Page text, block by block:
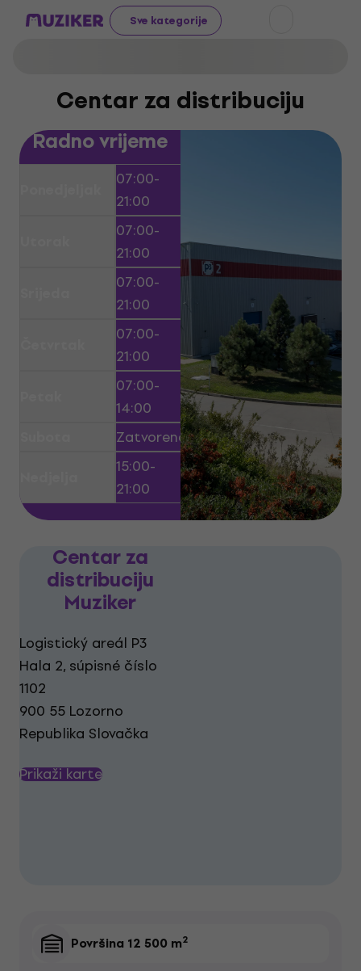
Sve kategorije
Centar za distribuciju
Radno vrijeme
07:00-
21:00
07:00-
21:00
07:00-
21:00
07:00-
21:00
07:00-
14:00
Zatvoreno
15:00-
21:00
Centar za
distribuciju
Muziker
Logistický areál P3
Hala 2, súpisné číslo
1102
900 55 Lozorno
Republika Slovačka
Prikaži karte
 Površina 12 500 m2